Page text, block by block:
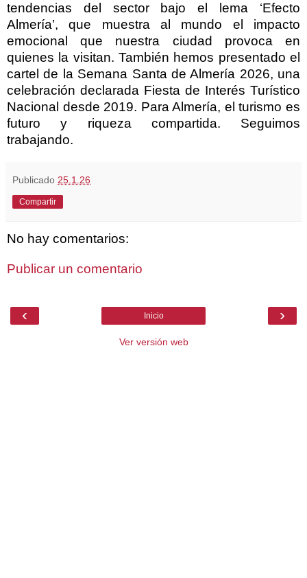
tendencias del sector bajo el lema ‘Efecto
Almería’, que muestra al mundo el impacto
emocional que nuestra ciudad provoca en
quienes la visitan. También hemos presentado el
cartel de la Semana Santa de Almería 2026, una
celebración declarada Fiesta de Interés Turístico
Nacional desde 2019. Para Almería, el turismo es
futuro y riqueza compartida. Seguimos
trabajando.
Publicado 25.1.26
Compartir
No hay comentarios:
Publicar un comentario
‹ ›
Inicio
Ver versión web